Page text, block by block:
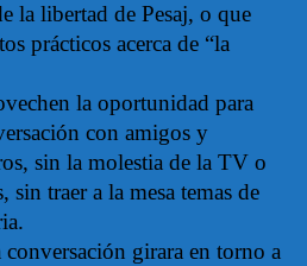
la libertad de Pesaj, o que
prácticos acerca de “la
la oportunidad para
con amigos y
sin la molestia de la TV o
sin traer a la mesa temas de
girara en torno a